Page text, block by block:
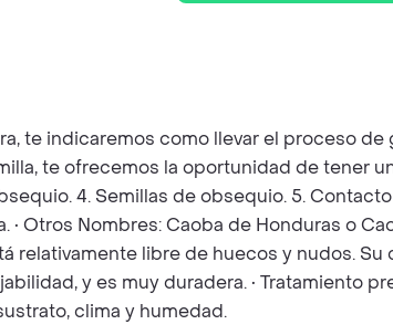
te indicaremos como llevar el proceso
te ofrecemos la oportunidad de tener
4. Semillas de obsequio. 5.
Otros Nombres: Caoba de Honduras o
relativamente libre de huecos y nudos.
y es muy duradera. • Tratamiento
clima y humedad.